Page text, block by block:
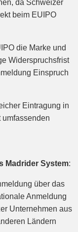
da Schweizer
beim EUIPO
die Marke und
Widerspruchsfrist
Einspruch
Eintragung in
Madrider System:
über das
Anmeldung
Unternehmen aus
Ländern